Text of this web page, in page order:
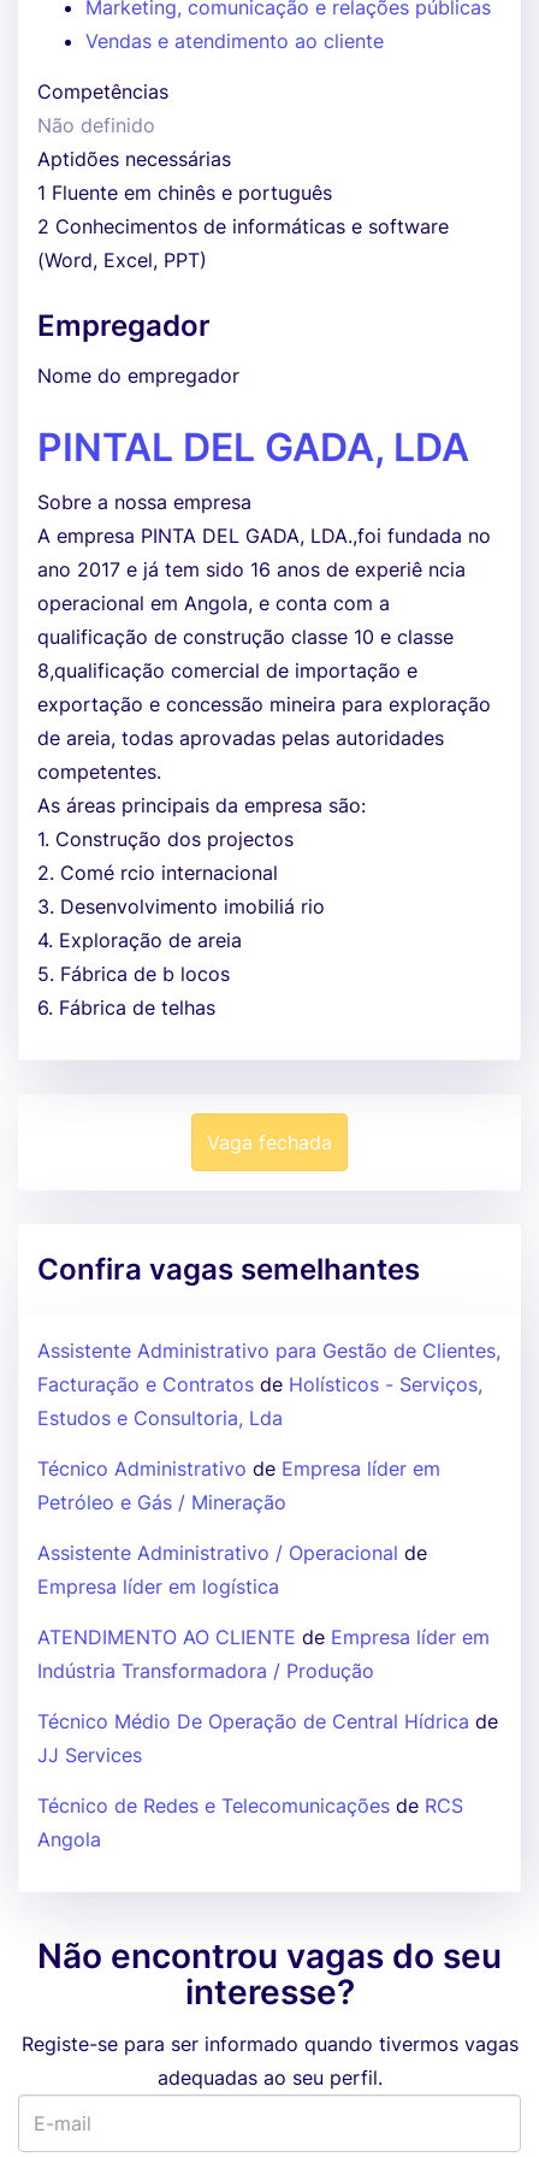
Marketing, comunicação e relações públicas
Vendas e atendimento ao cliente
Competências
Não definido
Aptidões necessárias
1 Fluente em chinês e português
2 Conhecimentos de informáticas e software
(Word, Excel, PPT)
Empregador
Nome do empregador
PINTAL DEL GADA, LDA
Sobre a nossa empresa
A empresa PINTA DEL GADA, LDA.,foi fundada no
ano 2017 e já tem sido 16 anos de experiê ncia
operacional em Angola, e conta com a
qualificação de construção classe 10 e classe
8,qualificação comercial de importação e
exportação e concessão mineira para exploração
de areia, todas aprovadas pelas autoridades
competentes.
As áreas principais da empresa são:
1. Construção dos projectos
2. Comé rcio internacional
3. Desenvolvimento imobiliá rio
4. Exploração de areia
5. Fábrica de b locos
6. Fábrica de telhas
Vaga fechada
Confira vagas semelhantes
Assistente Administrativo para Gestão de Clientes,
Facturação e Contratos de Holísticos - Serviços,
Estudos e Consultoria, Lda
Técnico Administrativo de Empresa líder em
Petróleo e Gás / Mineração
Assistente Administrativo / Operacional de
Empresa líder em logística
ATENDIMENTO AO CLIENTE de Empresa líder em
Indústria Transformadora / Produção
Técnico Médio De Operação de Central Hídrica de
JJ Services
Técnico de Redes e Telecomunicações de RCS
Angola
Não encontrou vagas do seu
interesse?
Registe-se para ser informado quando tivermos vagas
adequadas ao seu perfil.